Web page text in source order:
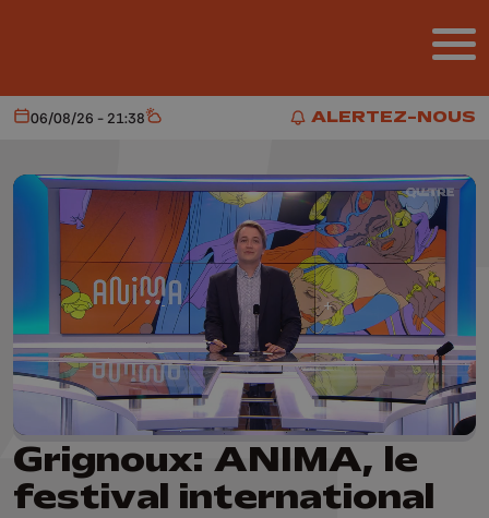
ALERTEZ-NOUS
ALERTEZ-NOUS
Aujourd'hui
06/08/26 - 21:38 Météo
Grignoux: ANIMA, le
festival international